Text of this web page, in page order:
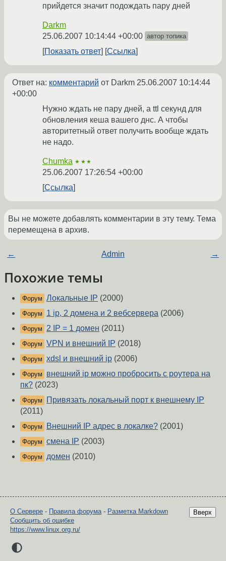
прийдется значит подождать пару дней
Darkm
25.06.2007 10:14:44 +00:00 автор топика
Показать ответ Ссылка
Ответ на: комментарий от Darkm 25.06.2007 10:14:44
+00:00
Нужно ждать не пару дней, а ttl секунд для
обновления кеша вашего днс. А чтобы
авторитетный ответ получить вообще ждать
не надо.
Chumka ★★★
25.06.2007 17:26:54 +00:00
Ссылка
Вы не можете добавлять комментарии в эту тему. Тема
перемещена в архив.
← Admin →
Похожие темы
Форум Локальные IP (2000)
Форум 1 ip, 2 домена и 2 вебсервера (2006)
Форум 2 IP = 1 домен (2011)
Форум VPN и внешний IP (2018)
Форум xdsl и внешний ip (2006)
Форум
внешний ip можно пробросить с роутера на
пк? (2023)
Форум
Привязать локальный порт к внешнему IP
(2011)
Форум Внешний IP адрес в локалке? (2001)
Форум смена IP (2003)
Форум домен (2010)
Вверх
О Сервере - Правила форума- Разметка Markdown
Сообщить об ошибке
https://www.linux.org.ru/